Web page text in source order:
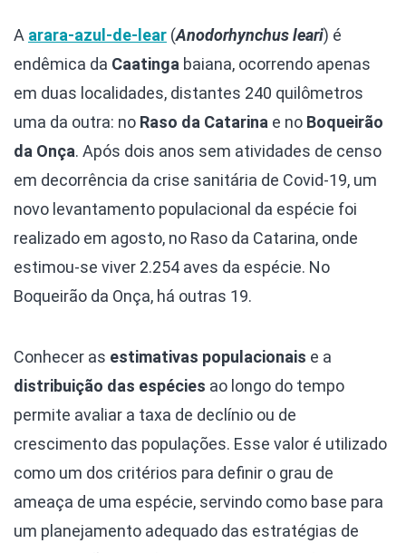
A arara-azul-de-lear (Anodorhynchus leari) é
endêmica da Caatinga baiana, ocorrendo apenas
em duas localidades, distantes 240 quilômetros
uma da outra: no Raso da Catarina e no Boqueirão
da Onça. Após dois anos sem atividades de censo
em decorrência da crise sanitária de Covid-19, um
novo levantamento populacional da espécie foi
realizado em agosto, no Raso da Catarina, onde
estimou-se viver 2.254 aves da espécie. No
Boqueirão da Onça, há outras 19.
Conhecer as estimativas populacionais e a
distribuição das espécies ao longo do tempo
permite avaliar a taxa de declínio ou de
crescimento das populações. Esse valor é utilizado
como um dos critérios para definir o grau de
ameaça de uma espécie, servindo como base para
um planejamento adequado das estratégias de